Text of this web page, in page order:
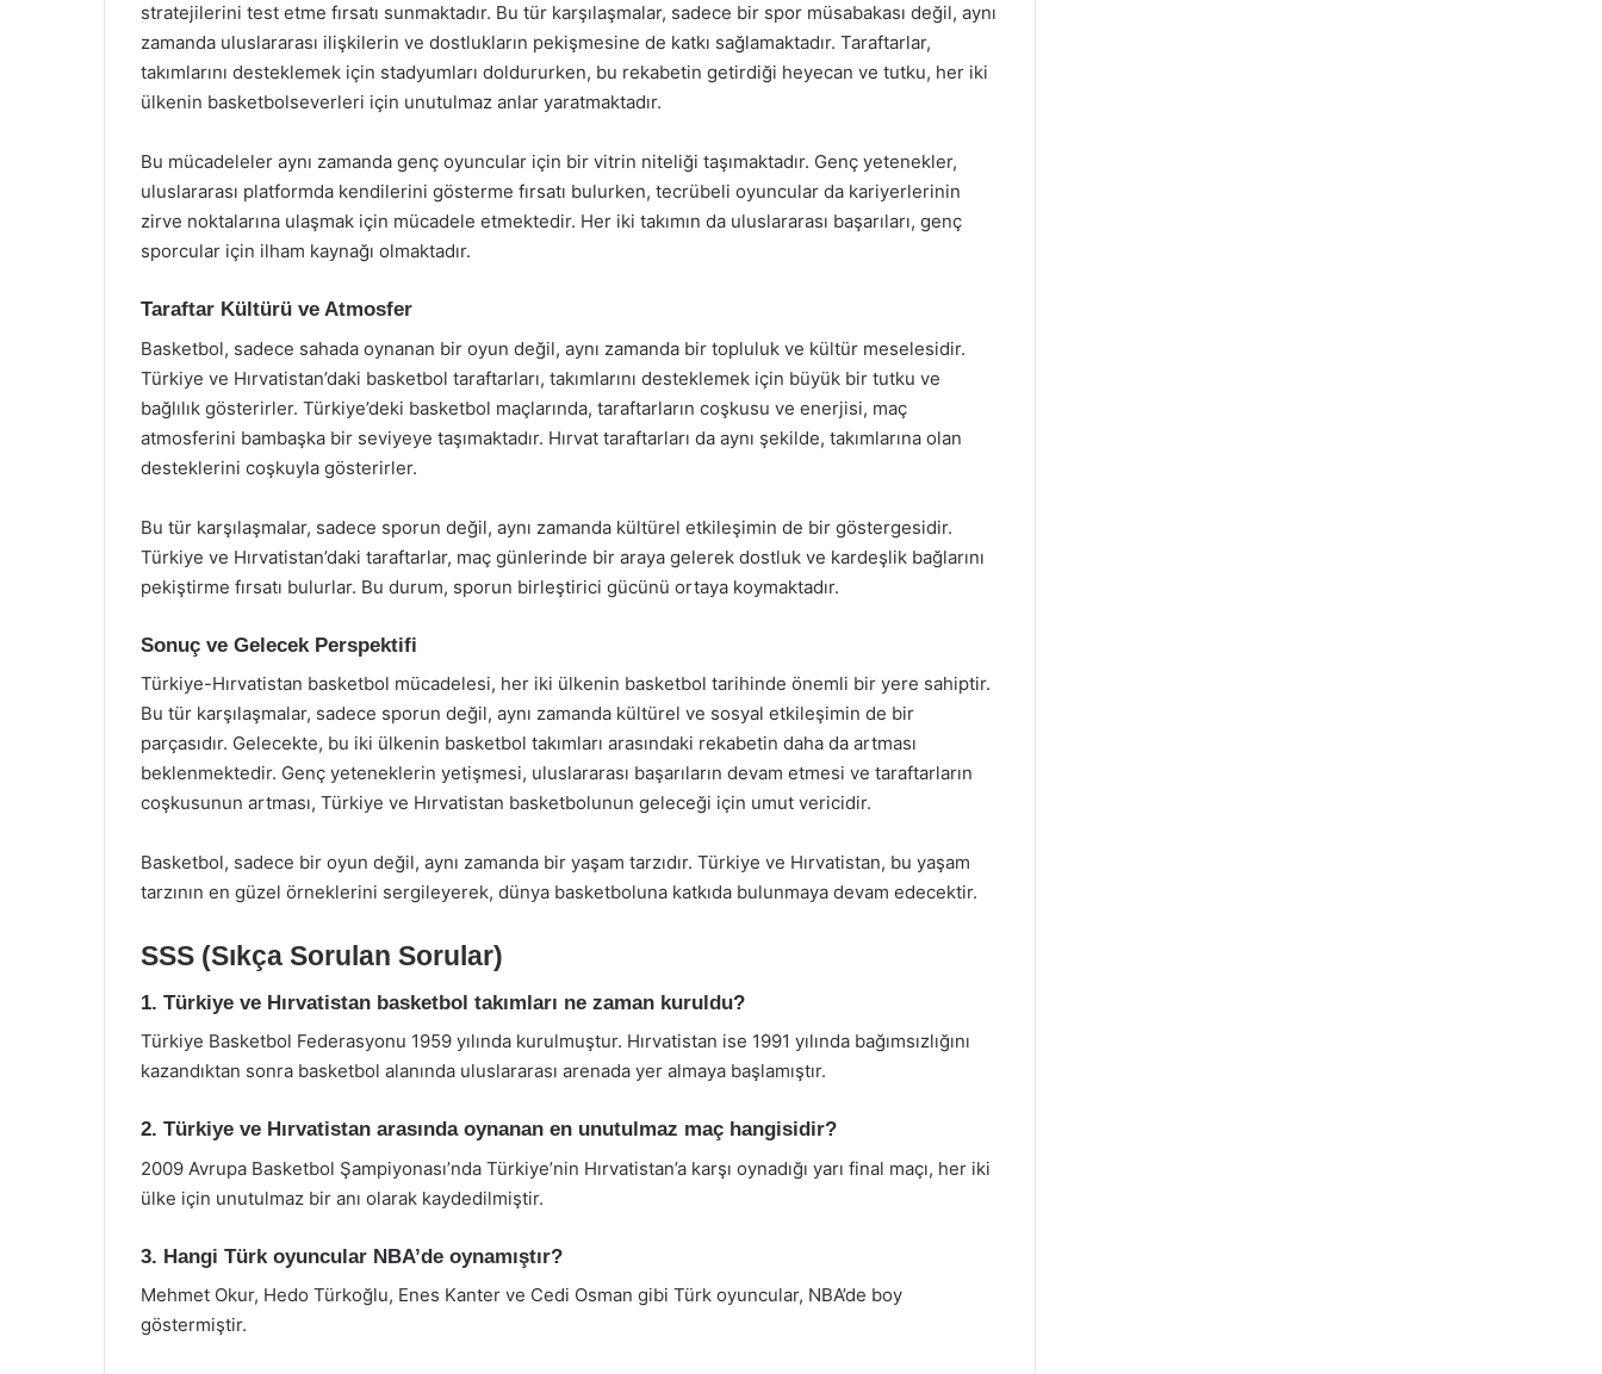
stratejilerini test etme fırsatı sunmaktadır. Bu tür karşılaşmalar, sadece bir spor müsabakası değil, aynı
zamanda uluslararası ilişkilerin ve dostlukların pekişmesine de katkı sağlamaktadır. Taraftarlar,
takımlarını desteklemek için stadyumları doldururken, bu rekabetin getirdiği heyecan ve tutku, her iki
ülkenin basketbolseverleri için unutulmaz anlar yaratmaktadır.
Bu mücadeleler aynı zamanda genç oyuncular için bir vitrin niteliği taşımaktadır. Genç yetenekler,
uluslararası platformda kendilerini gösterme fırsatı bulurken, tecrübeli oyuncular da kariyerlerinin
zirve noktalarına ulaşmak için mücadele etmektedir. Her iki takımın da uluslararası başarıları, genç
sporcular için ilham kaynağı olmaktadır.
Taraftar Kültürü ve Atmosfer
Basketbol, sadece sahada oynanan bir oyun değil, aynı zamanda bir topluluk ve kültür meselesidir.
Türkiye ve Hırvatistan’daki basketbol taraftarları, takımlarını desteklemek için büyük bir tutku ve
bağlılık gösterirler. Türkiye’deki basketbol maçlarında, taraftarların coşkusu ve enerjisi, maç
atmosferini bambaşka bir seviyeye taşımaktadır. Hırvat taraftarları da aynı şekilde, takımlarına olan
desteklerini coşkuyla gösterirler.
Bu tür karşılaşmalar, sadece sporun değil, aynı zamanda kültürel etkileşimin de bir göstergesidir.
Türkiye ve Hırvatistan’daki taraftarlar, maç günlerinde bir araya gelerek dostluk ve kardeşlik bağlarını
pekiştirme fırsatı bulurlar. Bu durum, sporun birleştirici gücünü ortaya koymaktadır.
Sonuç ve Gelecek Perspektifi
Türkiye-Hırvatistan basketbol mücadelesi, her iki ülkenin basketbol tarihinde önemli bir yere sahiptir.
Bu tür karşılaşmalar, sadece sporun değil, aynı zamanda kültürel ve sosyal etkileşimin de bir
parçasıdır. Gelecekte, bu iki ülkenin basketbol takımları arasındaki rekabetin daha da artması
beklenmektedir. Genç yeteneklerin yetişmesi, uluslararası başarıların devam etmesi ve taraftarların
coşkusunun artması, Türkiye ve Hırvatistan basketbolunun geleceği için umut vericidir.
Basketbol, sadece bir oyun değil, aynı zamanda bir yaşam tarzıdır. Türkiye ve Hırvatistan, bu yaşam
tarzının en güzel örneklerini sergileyerek, dünya basketboluna katkıda bulunmaya devam edecektir.
SSS (Sıkça Sorulan Sorular)
1. Türkiye ve Hırvatistan basketbol takımları ne zaman kuruldu?
Türkiye Basketbol Federasyonu 1959 yılında kurulmuştur. Hırvatistan ise 1991 yılında bağımsızlığını
kazandıktan sonra basketbol alanında uluslararası arenada yer almaya başlamıştır.
2. Türkiye ve Hırvatistan arasında oynanan en unutulmaz maç hangisidir?
2009 Avrupa Basketbol Şampiyonası’nda Türkiye’nin Hırvatistan’a karşı oynadığı yarı final maçı, her iki
ülke için unutulmaz bir anı olarak kaydedilmiştir.
3. Hangi Türk oyuncular NBA’de oynamıştır?
Mehmet Okur, Hedo Türkoğlu, Enes Kanter ve Cedi Osman gibi Türk oyuncular, NBA’de boy
göstermiştir.